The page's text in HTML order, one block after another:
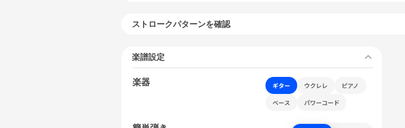
ストロークパターンを確認
楽譜設定
楽器 ギター ウクレレ
ピアノ
ベース
パワーコード